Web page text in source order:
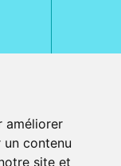
améliorer
contenu
site et